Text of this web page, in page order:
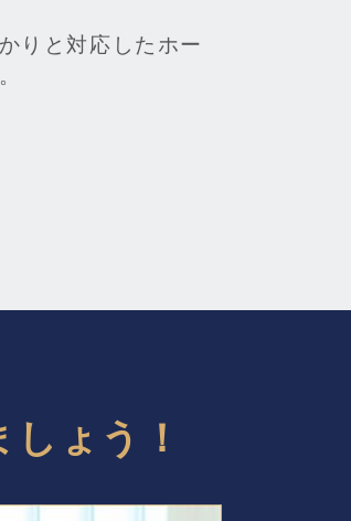
りと対応したホー
ょう！